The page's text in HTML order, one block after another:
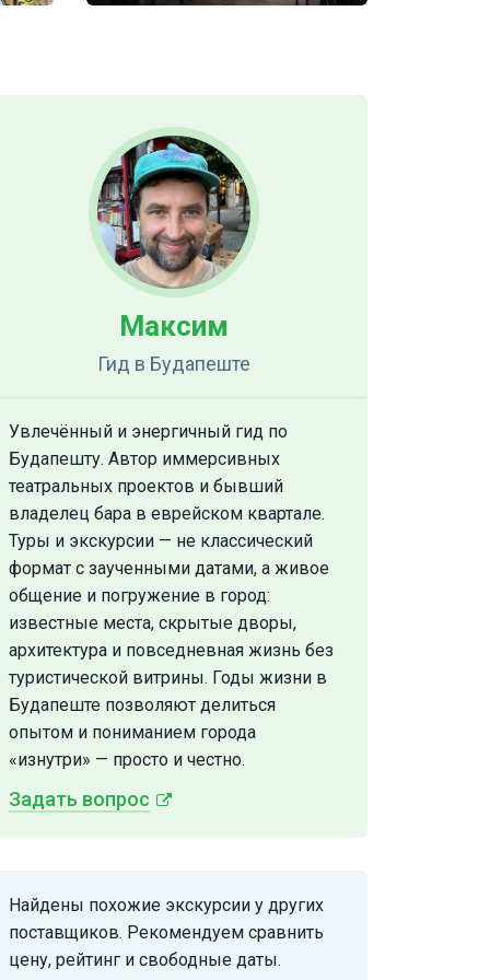
Максим
Гид в Будапеште
Увлечённый и энергичный гид по
Будапешту. Автор иммерсивных
театральных проектов и бывший
владелец бара в еврейском квартале.
Туры и экскурсии — не классический
формат с заученными датами, а живое
общение и погружение в город:
известные места, скрытые дворы,
архитектура и повседневная жизнь без
туристической витрины. Годы жизни в
Будапеште позволяют делиться
опытом и пониманием города
«изнутри» — просто и честно.
Задать вопрос
Найдены похожие экскурсии у других
поставщиков. Рекомендуем сравнить
цену, рейтинг и свободные даты.